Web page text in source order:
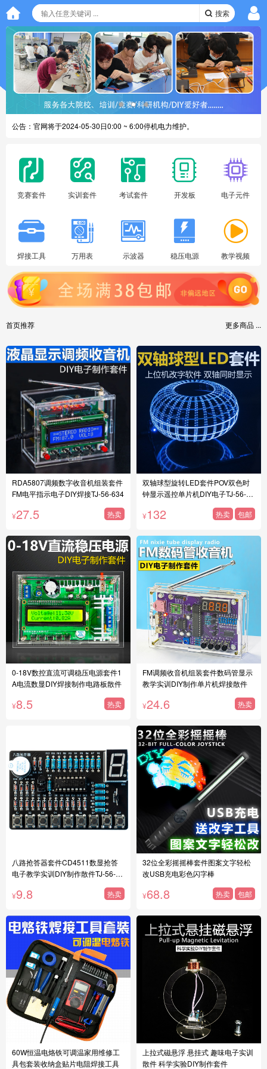
搜索
公告： 官网将于2024-05-30日0:00 ~ 6:00停机电力维护。
竞赛套件 实训套件 考试套件 开发板 电子元件
焊接工具 万用表 示波器 稳压电源 教学视频
首页推荐 更多商品 ...
RDA5807调频数字收音机组装套件
FM电平指示电子DIY焊接TJ-56-634
¥27.5 热卖
双轴球型旋转LED套件POV双色时
钟显示遥控单片机DIY电子TJ-56-34
¥132 热卖 包邮
0-18V数控直流可调稳压电源套件1
A电流数显DIY焊接制作电路板散件
¥8.5 热卖
FM调频收音机组装套件数码管显示
教学实训DIY制作单片机焊接散件
¥24.6 热卖
八路抢答器套件CD4511数显抢答
电子教学实训DIY制作散件TJ-56-62
¥9.8 热卖
32位全彩摇摇棒套件图案文字轻松
改USB充电彩色闪字棒
¥68.8 热卖 包邮
60W恒温电烙铁可调温家用维修工
具包套装收纳盒贴片电阻焊接工具
上拉式磁悬浮 悬挂式 趣味电子实训
散件 科学实验DIY制作套件